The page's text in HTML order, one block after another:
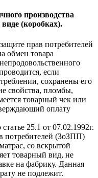
производства
(коробках).
прав потребителей
обмен товара
если
сохранены его
свойства, пломбы,
товарный чек или
оплату
25.1 от 07.02.1992г.
потребителей (ЗоЗПП)
со вскрытой
товарный вид, не
на фабрику. Данная
не подлежит.